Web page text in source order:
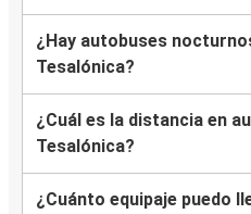
¿Hay autobuses
Tesalónica?
¿Cuál es la distancia en
Tesalónica?
¿Cuánto equipaje puedo